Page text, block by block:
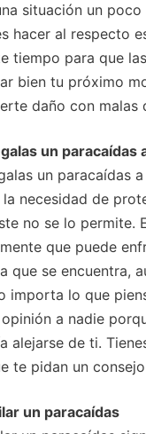
situación un
hacer al respecto
tiempo para que
bien tu próximo
daño con malas
un paracaídas
un paracaídas
necesidad de
no se lo permite.
que puede
que se encuentra,
importa lo que
a nadie
alejarse de ti.
te pidan un
un paracaídas